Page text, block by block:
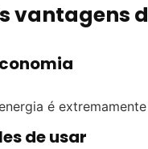
vantagens
é
de usar